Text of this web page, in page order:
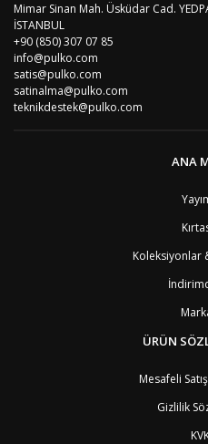
Mimar Sinan Mah. Üsküdar Cad.
İSTANBUL
+90 (850) 307 07 85
info@pulko.com
satis@pulko.com
satinalma@pulko.com
teknikdestek@pulko.com
ANA
Koleksiyonlar
ÜRÜN
Mesafeli
Gizlilik